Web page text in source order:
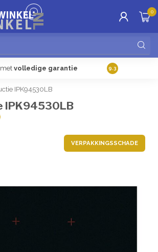
0
volledige garantie Gratis
9.3
IPK94530LB
IPK94530LB
VERPAKKINGSSCHADE